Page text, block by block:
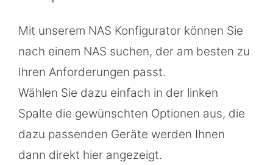
Mit unserem NAS Konfigurator können Sie
nach einem NAS suchen, der am besten zu
Ihren Anforderungen passt.
Wählen Sie dazu einfach in der linken
Spalte die gewünschten Optionen aus, die
dazu passenden Geräte werden Ihnen
dann direkt hier angezeigt.